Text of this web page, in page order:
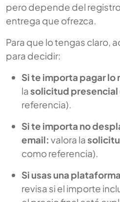
pero depende del
entrega que ofrezca.
Para que lo tengas claro,
para decidir:
Si te importa pagar lo
lasolicitud presencial
referencia).
Si te importa no
email: valora la
como referencia).
Si usas una
revisa si el importe